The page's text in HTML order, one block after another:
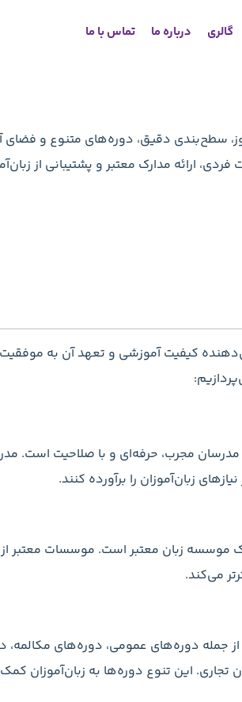
گالری درباره ما تماس با ما
سطح‌بندی دقیق، دوره‌های متنوع و فضای
ارائه مدارک معتبر و پشتیبانی از
کیفیت آموزشی و تعهد آن به موفقیت
مجرب، حرفه‌ای و با صلاحیت است.
زبان‌آموزان را برآورده کنند.
زبان معتبر است. موسسات معتبر
می‌کند.
جمله دوره‌های عمومی، دوره‌های مکالمه،